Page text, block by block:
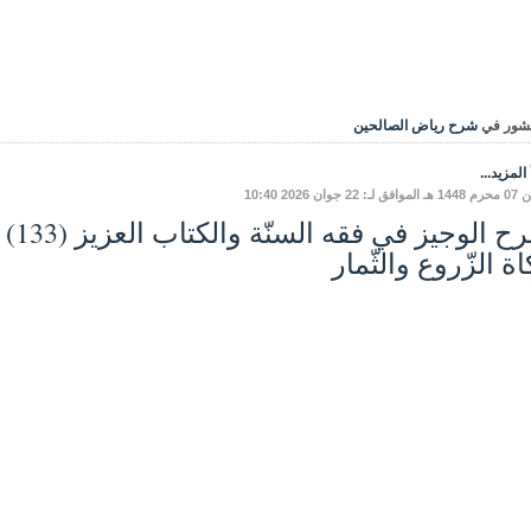
في شرح رياض الصالحين
المزيد...
2026 10:40
الزّروع والثّمار